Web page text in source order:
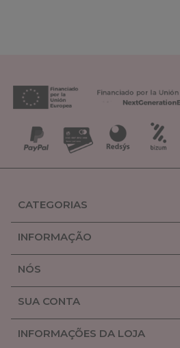
CATEGORIAS
INFORMAÇÃO
NÓS
SUA CONTA
INFORMAÇÕES DA LOJA